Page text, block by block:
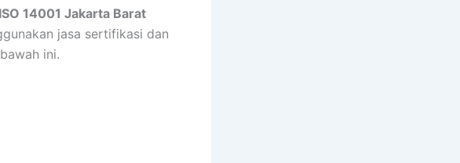
14001 Jakarta Barat
jasa sertifikasi dan
ini.